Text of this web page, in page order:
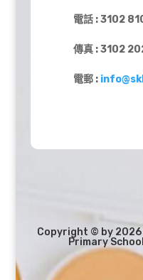
電話 : 3102
傳真 : 3102
電郵 :
Copyright © by 2026
Primary